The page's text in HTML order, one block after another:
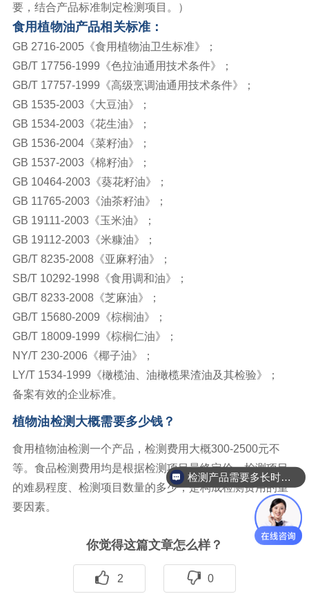
要，结合产品标准制定检测项目。）
食用植物油产品相关标准：
GB 2716-2005《食用植物油卫生标准》；
GB/T 17756-1999《色拉油通用技术条件》；
GB/T 17757-1999《高级烹调油通用技术条件》；
GB 1535-2003《大豆油》；
GB 1534-2003《花生油》；
GB 1536-2004《菜籽油》；
GB 1537-2003《棉籽油》；
GB 10464-2003《葵花籽油》；
GB 11765-2003《油茶籽油》；
GB 19111-2003《玉米油》；
GB 19112-2003《米糠油》；
GB/T 8235-2008《亚麻籽油》；
SB/T 10292-1998《食用调和油》；
GB/T 8233-2008《芝麻油》；
GB/T 15680-2009《棕榈油》；
GB/T 18009-1999《棕榈仁油》；
NY/T 230-2006《椰子油》；
LY/T 1534-1999《橄榄油、油橄榄果渣油及其检验》；
备案有效的企业标准。
植物油检测大概需要多少钱？
食用植物油检测一个产品，检测费用大概300-2500元不
等。食品检测费用均是根据检测项目最终定价，检测项目
的难易程度、检测项目数量的多少，是构成检测费用的重
要因素。
你觉得这篇文章怎么样？
2 0
检测产品需要多长时间？